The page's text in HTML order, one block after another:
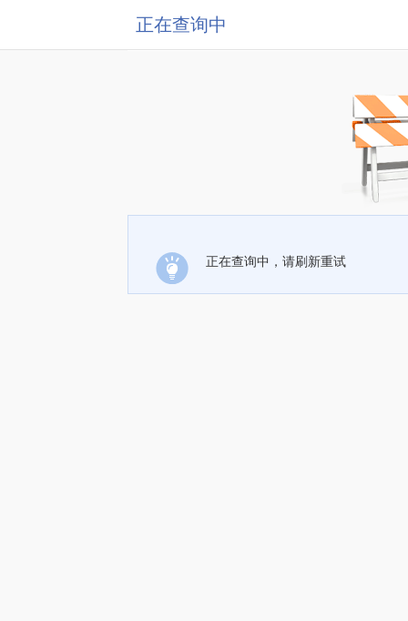
正在查询中
正在查询中，请刷新重试